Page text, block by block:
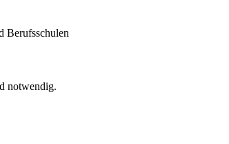
Berufsschulen
notwendig.